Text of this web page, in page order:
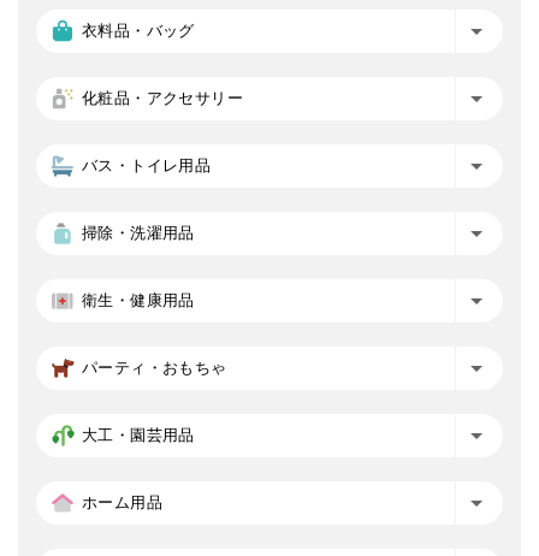
衣料品・バッグ
化粧品・アクセサリー
バス・トイレ用品
掃除・洗濯用品
衛生・健康用品
パーティ・おもちゃ
大工・園芸用品
ホーム用品